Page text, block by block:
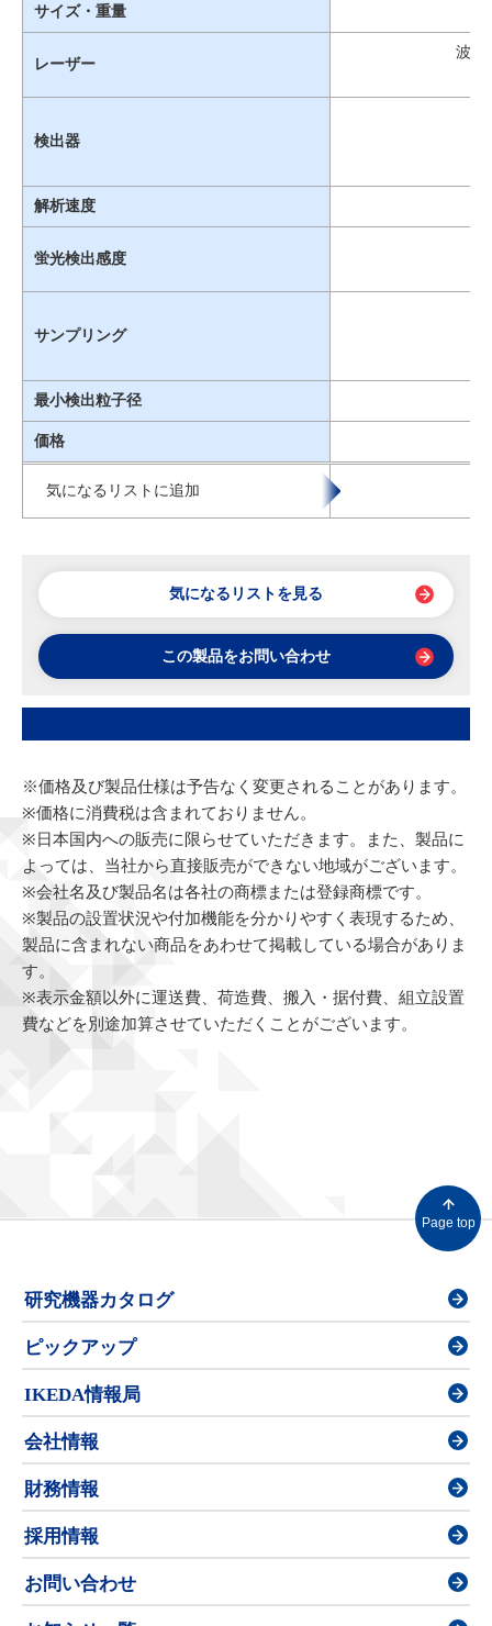
サイズ・重量
レーザー
波長
検出器
解析速度
蛍光検出感度
サンプリング
最小検出粒子径
価格
気になるリストに追加
気になるリストを見る
この製品をお問い合わせ
※価格及び製品仕様は予告なく変更されることがあります。
※価格に消費税は含まれておりません。
※日本国内への販売に限らせていただきます。また、製品に
よっては、当社から直接販売ができない地域がございます。
※会社名及び製品名は各社の商標または登録商標です。
※製品の設置状況や付加機能を分かりやすく表現するため、
製品に含まれない商品をあわせて掲載している場合がありま
す。
※表示金額以外に運送費、荷造費、搬入・据付費、組立設置
費などを別途加算させていただくことがございます。
Page top
研究機器カタログ
ピックアップ
IKEDA情報局
会社情報
財務情報
採用情報
お問い合わせ